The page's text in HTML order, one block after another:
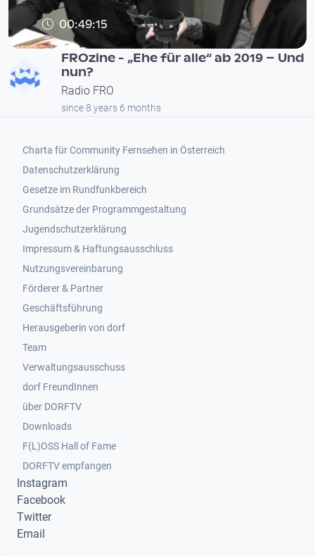
00:49:15
FROzine - „Ehe für alle“ ab 2019 – Und
nun?
Radio FRO
since 8 years 6 months
Footer 1
Charta für Community Fernsehen in Österreich
Datenschutzerklärung
Gesetze im Rundfunkbereich
Grundsätze der Programmgestaltung
Jugendschutzerklärung
Impressum & Haftungsausschluss
Nutzungsvereinbarung
Footer 2
Förderer & Partner
Geschäftsführung
Herausgeberin von dorf
Team
Verwaltungsausschuss
dorf FreundInnen
Footer 3
über DORFTV
Downloads
F(L)OSS Hall of Fame
Footer 4
DORFTV empfangen
Instagram
Facebook
Twitter
Email